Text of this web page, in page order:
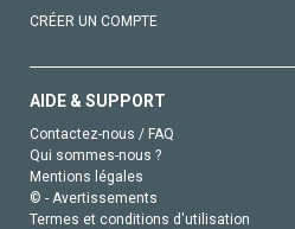
CRÉER UN COMPTE
AIDE & SUPPORT
Contactez-nous / FAQ
Qui sommes-nous ?
Mentions légales
© - Avertissements
Termes et conditions d'utilisation